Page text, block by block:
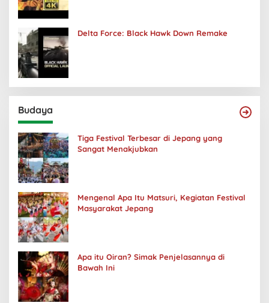
Delta Force: Black Hawk Down Remake
Budaya
Tiga Festival Terbesar di Jepang yang
Sangat Menakjubkan
Mengenal Apa Itu Matsuri, Kegiatan Festival
Masyarakat Jepang
Apa itu Oiran? Simak Penjelasannya di
Bawah Ini